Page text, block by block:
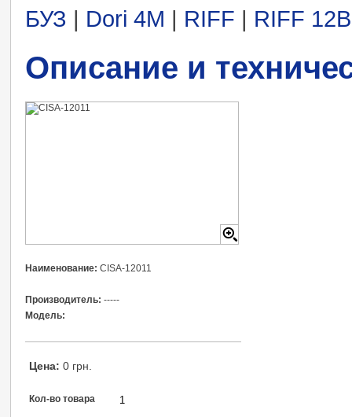
БУЗ | Dori 4М | RIFF | RIFF 12В
Описание и
Наименование: CISA-12011
Производитель: -----
Модель:
Цена: 0 грн.
Кол-во товара